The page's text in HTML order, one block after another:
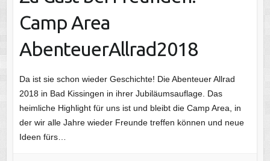
Camp Area
AbenteuerAllrad2018
Da ist sie schon wieder Geschichte! Die Abenteuer Allrad
2018 in Bad Kissingen in ihrer Jubiläumsauflage. Das
heimliche Highlight für uns ist und bleibt die Camp Area, in
der wir alle Jahre wieder Freunde treffen können und neue
Ideen fürs…